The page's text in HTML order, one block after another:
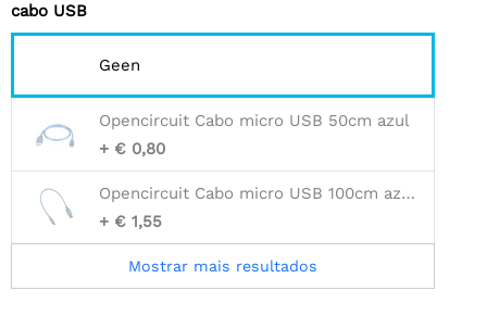
cabo USB
Geen
Opencircuit Cabo micro USB 50cm azul
+ € 0,80
Opencircuit Cabo micro USB 100cm azul - 30AWG
+ € 1,55
Mostrar mais resultados